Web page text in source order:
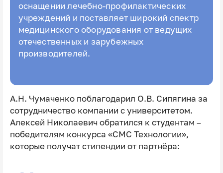
оснащении лечебно-профилактических
учреждений и поставляет широкий спектр
медицинского оборудования от ведущих
отечественных и зарубежных
производителей.
А.Н. Чумаченко поблагодарил О.В. Сипягина за
сотрудничество компании с университетом.
Алексей Николаевич обратился к студентам –
победителям конкурса «СМС Технологии»,
которые получат стипендии от партнёра: